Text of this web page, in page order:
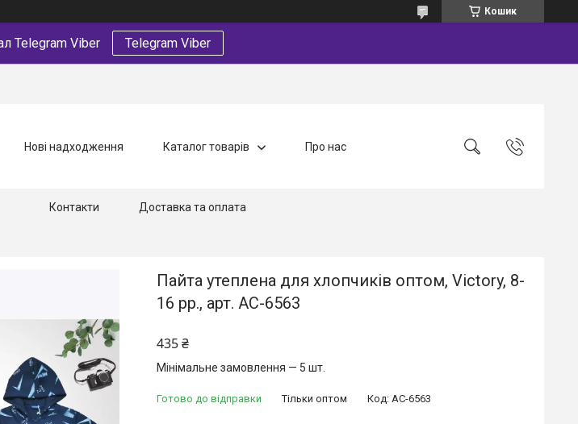
Кошик
Telegram Viber Telegram Viber
Нові надходження Каталог товарів Про нас
Контакти Доставка та оплата
Пайта утеплена для хлопчиків оптом, Victory, 8-
16 рр., арт. AC-6563
435 ₴
Мінімальне замовлення — 5 шт.
Готово до відправки Тільки оптом Код: AC-6563